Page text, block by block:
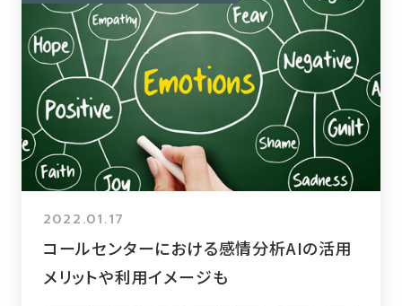
2022.01.17
コールセンターにおける感情分析AIの活用
メリットや利用イメージも